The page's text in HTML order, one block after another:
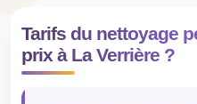
Tarifs du nettoyage
prix à La Verrière ?